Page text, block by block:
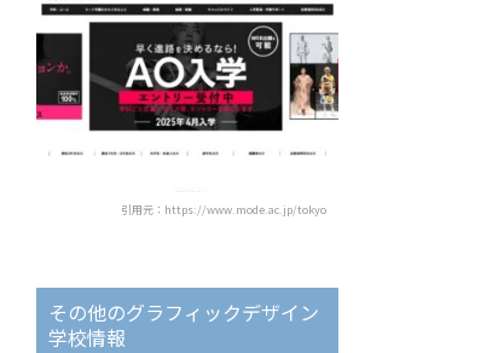
引用元：https://www.mode.ac.jp/tokyo
その他のグラフィックデザイン
学校情報